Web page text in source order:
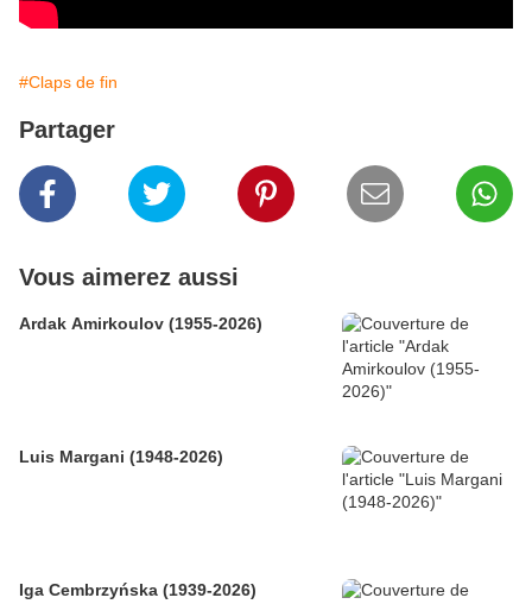
#Claps de fin
Partager
Vous aimerez aussi
Ardak Amirkoulov (1955-2026)
Luis Margani (1948-2026)
Iga Cembrzyńska (1939-2026)